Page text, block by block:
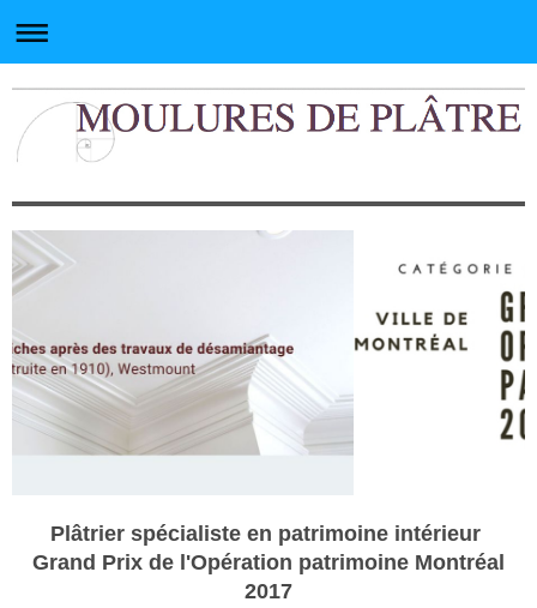
Plâtrier spécialiste en patrimoine intérieur
Grand Prix de l'Opération patrimoine Montréal
2017